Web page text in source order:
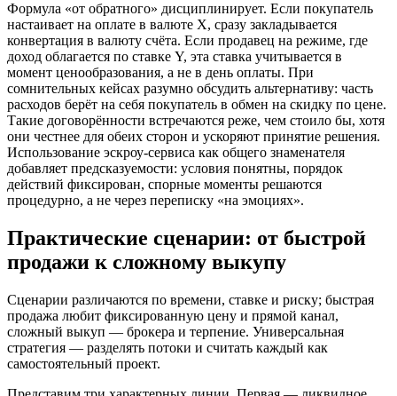
Формула «от обратного» дисциплинирует. Если покупатель
настаивает на оплате в валюте X, сразу закладывается
конвертация в валюту счёта. Если продавец на режиме, где
доход облагается по ставке Y, эта ставка учитывается в
момент ценообразования, а не в день оплаты. При
сомнительных кейсах разумно обсудить альтернативу: часть
расходов берёт на себя покупатель в обмен на скидку по цене.
Такие договорённости встречаются реже, чем стоило бы, хотя
они честнее для обеих сторон и ускоряют принятие решения.
Использование эскроу‑сервиса как общего знаменателя
добавляет предсказуемости: условия понятны, порядок
действий фиксирован, спорные моменты решаются
процедурно, а не через переписку «на эмоциях».
Практические сценарии: от быстрой
продажи к сложному выкупу
Сценарии различаются по времени, ставке и риску; быстрая
продажа любит фиксированную цену и прямой канал,
сложный выкуп — брокера и терпение. Универсальная
стратегия — разделять потоки и считать каждый как
самостоятельный проект.